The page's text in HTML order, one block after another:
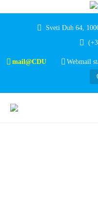
Sveti Duh 64,
mail@CDU Webmail